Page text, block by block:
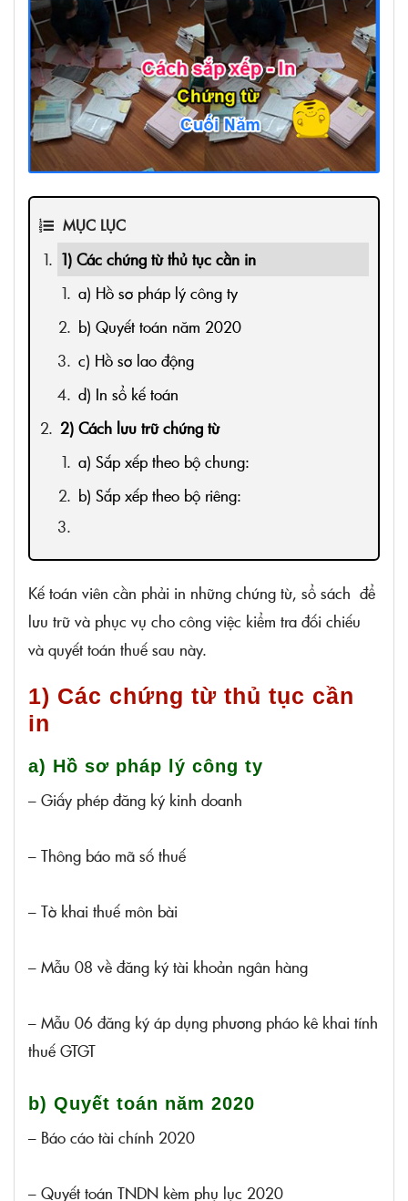
MỤC LỤC
1) Các chứng từ thủ tục cần in
a) Hồ sơ pháp lý công ty
b) Quyết toán năm 2020
c) Hồ sơ lao động
d) In sổ kế toán
2) Cách lưu trữ chứng từ
a) Sắp xếp theo bộ chung:
b) Sắp xếp theo bộ riêng:
Kế toán viên cần phải in những chứng từ, sổ sách để
lưu trữ và phục vụ cho công việc kiểm tra đối chiếu
và quyết toán thuế sau này.
1) Các chứng từ thủ tục cần
in
a) Hồ sơ pháp lý công ty
– Giấy phép đăng ký kinh doanh
– Thông báo mã số thuế
– Tờ khai thuế môn bài
– Mẫu 08 về đăng ký tài khoản ngân hàng
– Mẫu 06 đăng ký áp dụng phương pháo kê khai tính
thuế GTGT
b) Quyết toán năm 2020
– Báo cáo tài chính 2020
– Quyết toán TNDN kèm phụ lục 2020